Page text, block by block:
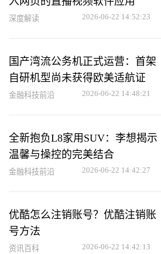
深度解读 2026-06-22 14:52:23
国产湾流公务机正式运营：首架
自研机型尚未获得欧美适航证
金融科技前沿 2026-06-22 14:48:21
全新抱负L8家用SUV：李想揭示
温馨与操控的完美结合
金融科技前沿 2026-06-22 14:42:27
优酷怎么注销账号？优酷注销账
号方法
资讯百科 2026-06-22 14:42:13